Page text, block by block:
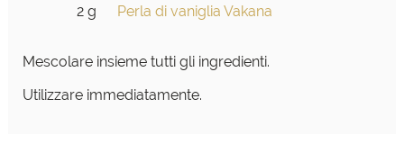
2 g
Perla di vaniglia Vakana
Mescolare insieme tutti gli ingredienti.
Utilizzare immediatamente.